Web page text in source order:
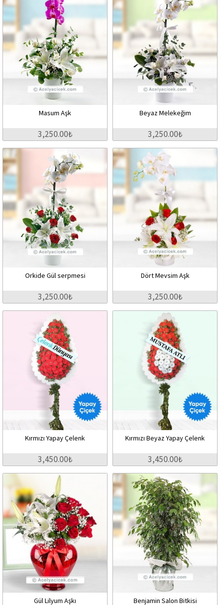
Masum Aşk
3,250.00₺
Beyaz Melekeğim
3,250.00₺
Orkide Gül serpmesi
3,250.00₺
Dört Mevsim Aşk
3,250.00₺
Kırmızı Yapay Çelenk
3,450.00₺
Kırmızı Beyaz Yapay Çelenk
3,450.00₺
Gül Lilyum Aşkı Benjamin Salon Bitkisi